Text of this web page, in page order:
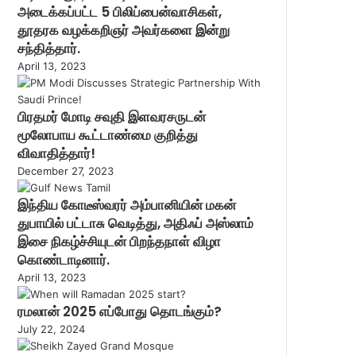
அடைக்கப்பட்ட 5 பிலிப்பைன்வாசிகள்,
தூதரக வழக்கறிஞர் அவர்களை இன்று
சந்தித்தார்.
April 13, 2023
பிரதமர் மோடி சவுதி இளவரசருடன்
மூலோபாய கூட்டாண்மை குறித்து
விவாதித்தார்!
December 27, 2023
இந்திய கோடீஸ்வரர் அம்பானியின் மகன்
துபாயில் பட்டாசு வெடித்து, அதிஃப் அஸ்லாம்
இசை நிகழ்ச்சியுடன் பிறந்தநாள் விழா
கொண்டாடினார்.
April 13, 2023
ரமலான் 2025 எப்போது தொடங்கும்?
July 22, 2024